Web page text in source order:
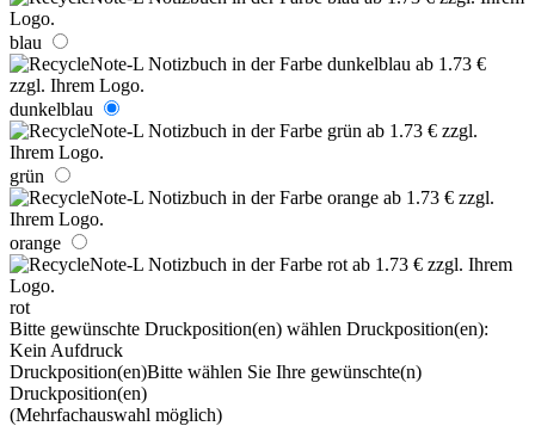
blau
dunkelblau
grün
orange
rot
Bitte gewünschte Druckposition(en) wählen Druckposition(en):
Kein Aufdruck
Druckposition(en)Bitte wählen Sie Ihre gewünschte(n)
Druckposition(en)
(Mehrfachauswahl möglich)